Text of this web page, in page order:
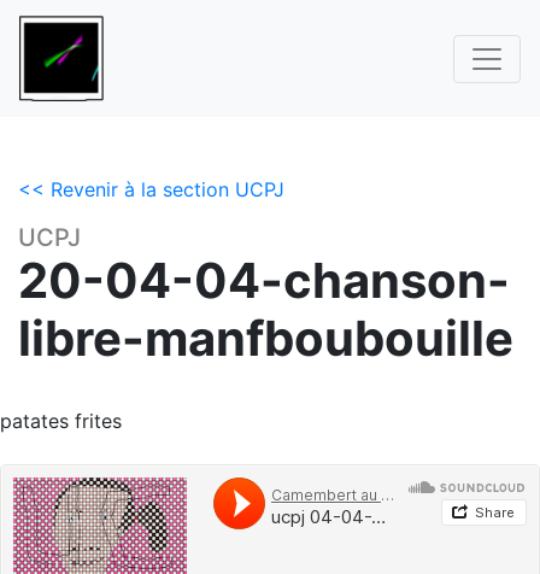
<< Revenir à la section UCPJ
UCPJ
20-04-04-chanson-
libre-manfboubouille
patates frites